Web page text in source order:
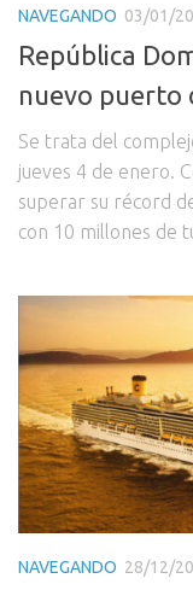
NAVEGANDO 03/01/
República
nuevo puerto
Se trata del
jueves 4 de enero.
superar su récord
con 10 millones de
NAVEGANDO 28/12/